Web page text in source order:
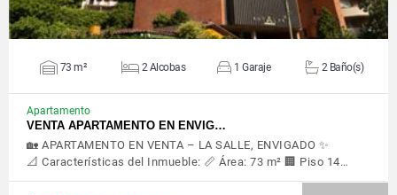
73 m² 2 Alcobas 1 Garaje 2 Baño(s)
Apartamento
VENTA APARTAMENTO EN ENVIG…
🏡 APARTAMENTO EN VENTA – LA SALLE, ENVIGADO ✨
📐 Características del Inmueble: 📏 Área: 73 m² 🏢 Piso 14…